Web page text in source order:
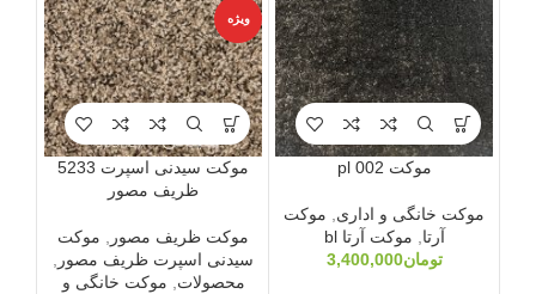
موکت pl 002
موکت خانگی و اداری
موکت
آرتا
موکت آرتا bl
تومان3,400,000
ویژه
موکت سیدنی اسپرت 5233
ظریف مصور
موکت ظریف مصور
موکت
سیدنی اسپرت ظریف مصور
محصولات
موکت خانگی و